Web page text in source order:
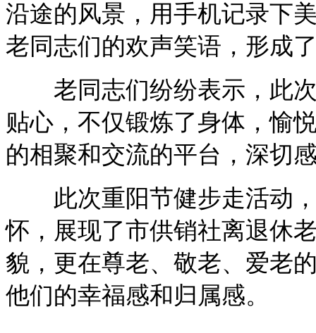
沿途的风景，用手机记录下
老同志们的欢声笑语，形成
老同志们纷纷表示，此次
贴心，不仅锻炼了身体，愉
的相聚和交流的平台，深切
此次重阳节健步走活动，
怀，展现了市供销社离退休
貌，更在尊老、敬老、爱老
他们的幸福感和归属感。